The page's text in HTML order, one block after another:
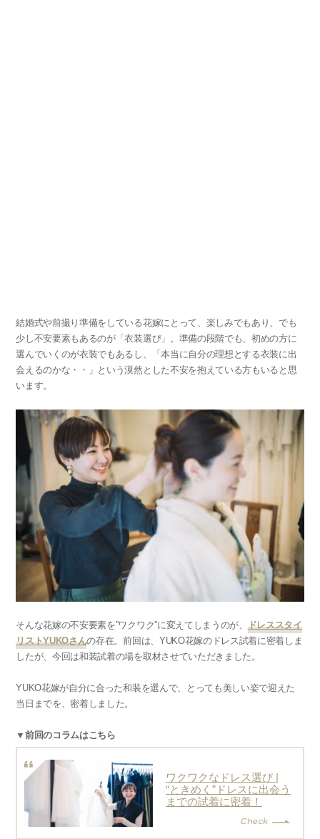
結婚式や前撮り準備をしている花嫁にとって、楽しみでもあり、でも
少し不安要素もあるのが「衣装選び」。準備の段階でも、初めの方に
選んでいくのが衣装でもあるし、「本当に自分の理想とする衣装に出
会えるのかな・・」という漠然とした不安を抱えている方もいると思
います。
そんな花嫁の不安要素を”ワクワク”に変えてしまうのが、 ドレススタイ
リストYUKOさんの存在。前回は、YUKO花嫁のドレス試着に密着しま
したが、今回は和装試着の場を取材させていただきました。
YUKO花嫁が自分に合った和装を選んで、とっても美しい姿で迎えた
当日までを、密着しました。
▼前回のコラムはこちら
ワクワクなドレス選び |
“ときめく”ドレスに出会う
までの試着に密着！